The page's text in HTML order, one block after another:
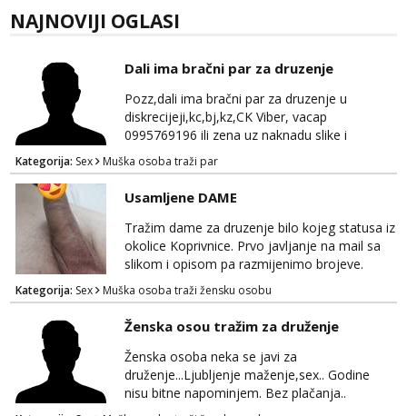
NAJNOVIJI OGLASI
Dali ima bračni par za druzenje
Pozz,dali ima bračni par za druzenje u
diskrecijeji,kc,bj,kz,CK Viber, vacap
0995769196 ili zena uz naknadu slike i
dopisivanje ne zanima me
Kategorija: Sex Muška osoba traži par
Usamljene DAME
Tražim dame za druzenje bilo kojeg statusa iz
okolice Koprivnice. Prvo javljanje na mail sa
slikom i opisom pa razmijenimo brojeve.
Muski i bonovi STOP.
Kategorija: Sex Muška osoba traži žensku osobu
Ženska osou tražim za druženje
Ženska osoba neka se javi za
druženje...Ljubljenje maženje,sex.. Godine
nisu bitne napominjem. Bez plačanja..
ZAGREB-okolica. Javite se na whatsapp viber